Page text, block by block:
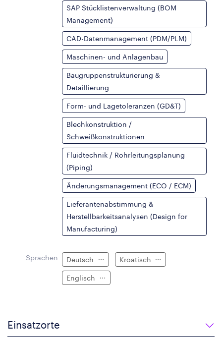
SAP Stücklistenverwaltung (BOM
Management)
CAD-Datenmanagement (PDM/PLM)
Maschinen- und Anlagenbau
Baugruppenstrukturierung &
Detaillierung
Form- und Lagetoleranzen (GD&T)
Blechkonstruktion /
Schweißkonstruktionen
Fluidtechnik / Rohrleitungsplanung
(Piping)
Änderungsmanagement (ECO / ECM)
Lieferantenabstimmung &
Herstellbarkeitsanalysen (Design for
Manufacturing)
Sprachen Deutsch Kroatisch
Englisch
Einsatzorte